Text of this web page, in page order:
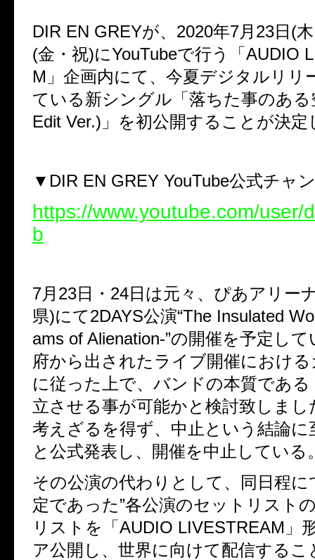
DIR EN GREYが、 2020年7月 23日 (
(金・祝)にYouTubeで行う「 AUDIO
M 」企画内にて、今夏デジタルリリ
ている新シングル「落ちた事のある
Edit Ver.) 」を初公開することが決定
▼ DIR EN GREY YouTube公式チャ
https://www.youtube.com/user/
b
7月 23日・ 24日は元々、ぴあアリー
県)にて2DAYS公演“The Insulated
ams of Alienation-”の開催を予定し
府から出されたライブ開催におけ
に従った上で、バンドの本質である
立させる事が可能かと検討致しまし
考えざるを得ず、中止という結論に
と公式発表し、開催を中止している
その公演の代わりとして、同日程に
定であった”各公演のセットリスト
リストを「 AUDIO LIVESTREAM 」
ア公開し、世界に向けて配信するこ